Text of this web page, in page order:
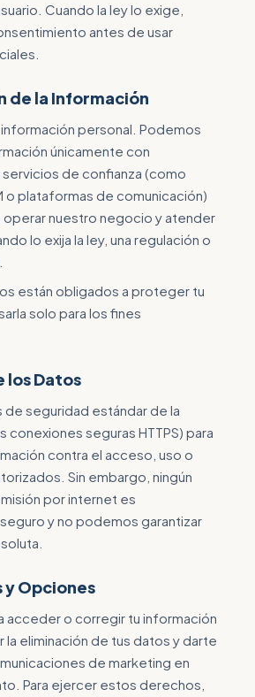
Cuando la ley lo exige,
antes de usar
de la Información
personal. Podemos
únicamente con
de confianza (como
o plataformas de comunicación)
operar nuestro negocio y atender
lo exija la ley, una regulación o
están obligados a proteger tu
solo para los fines
los Datos
de seguridad estándar de la
conexiones seguras HTTPS) para
contra el acceso, uso o
Sin embargo, ningún
por internet es
y no podemos garantizar
y Opciones
acceder o corregir tu información
la eliminación de tus datos y darte
de marketing en
Para ejercer estos derechos,